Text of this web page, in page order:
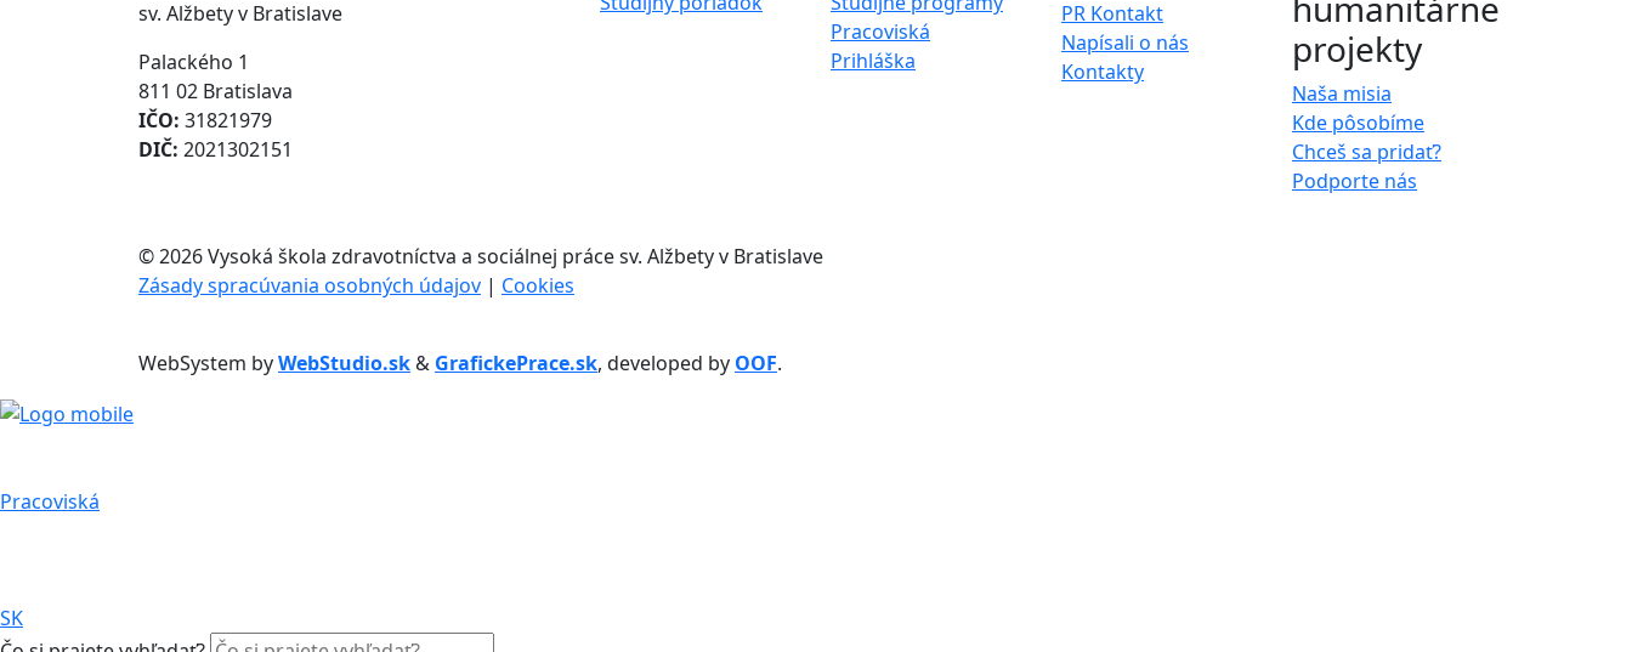
sv. Alžbety v Bratislave
Palackého 1
811 02 Bratislava
IČO: 31821979
DIČ: 2021302151
Pracoviská
Prihláška
PR Kontakt
Napísali o nás
Kontakty
projekty
Naša misia
Kde pôsobíme
Chceš sa pridať?
Podporte nás
©2026 Vysoká škola zdravotníctva a sociálnej práce sv. Alžbety v Bratislave
Zásady spracúvania osobných údajov | Cookies
WebSystem byWebStudio.sk& GrafickePrace.sk, developed by OOF.
Pracoviská
SK